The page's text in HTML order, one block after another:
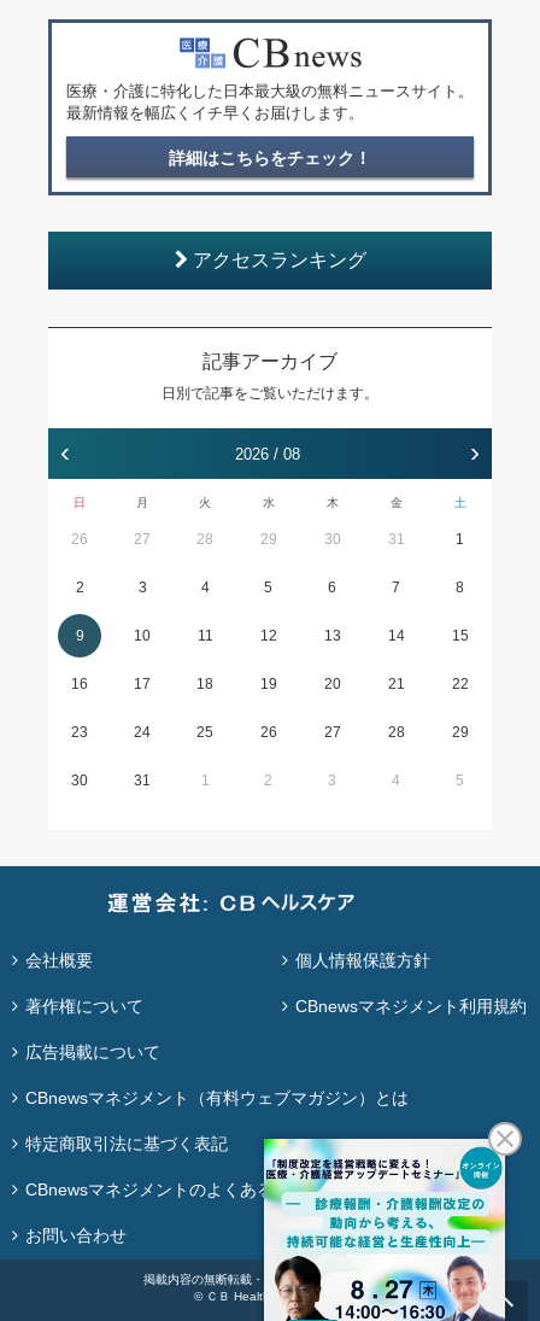
医療・介護に特化した日本最大級の無料ニュースサイト。
最新情報を幅広くイチ早くお届けします。
詳細はこちらをチェック！
アクセスランキング
記事アーカイブ
日別で記事をご覧いただけます。
‹ 2026 / 08 ›
日 月 火 水 木 金 土
26 27 28 29 30 31 1
2 3 4 5 6 7 8
9 10 11 12 13 14 15
16 17 18 19 20 21 22
23 24 25 26 27 28 29
30 31 1 2 3 4 5
会社概要 個人情報保護方針
著作権について CBnewsマネジメント利用規約
広告掲載について
CBnewsマネジメント（有料ウェブマガジン）とは
特定商取引法に基づく表記
CBnewsマネジメントのよくある質問
お問い合わせ
掲載内容の無断転載・再配布は固く禁じます。
© ＣＢ Healthcare Co., Ltd.